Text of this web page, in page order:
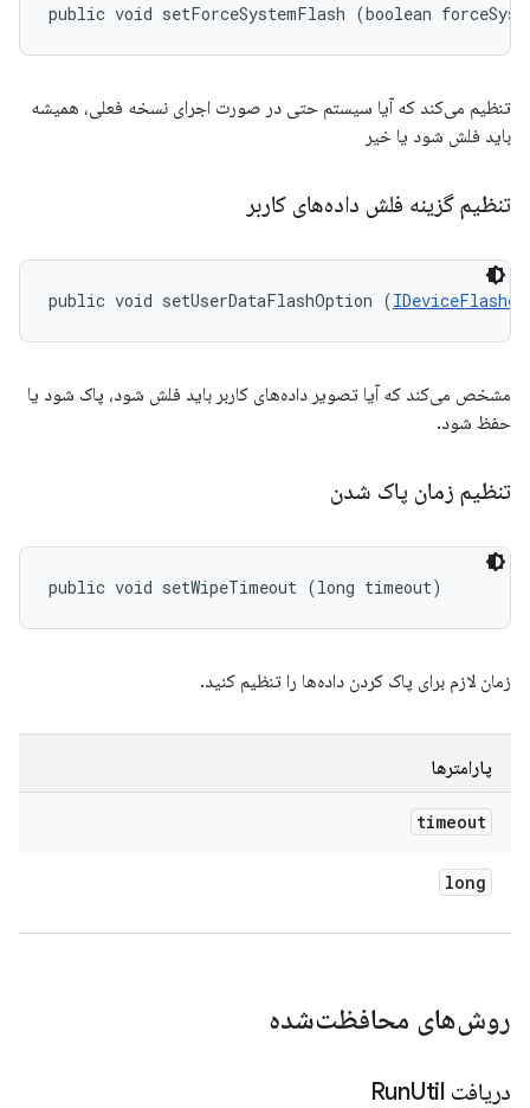
public void setForceSystemFlash (boolean
تنظیم می‌کند که آیا سیستم حتی در صورت اجرای نسخه فعلی، همیشه
باید فلش شود یا خیر
تنظیم گزینه فلش داده‌های کاربر
public void setUserDataFlashOption (
مشخص می‌کند که آیا تصویر داده‌های کاربر باید فلش شود، پاک شود یا
حفظ شود.
تنظیم زمان پاک شدن
public void setWipeTimeout (long timeout)
زمان لازم برای پاک کردن داده‌ها را تنظیم کنید.
پارامترها
timeout
long
روش‌های محافظت‌شده
دریافت RunUtil